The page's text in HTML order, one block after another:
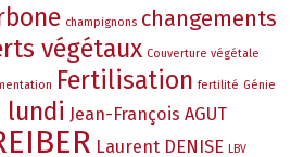
champignons changements
végétaux Couverture végétale
Fertilisation fertilité Génie
lundi Jean-François AGUT
Laurent DENISE LBV